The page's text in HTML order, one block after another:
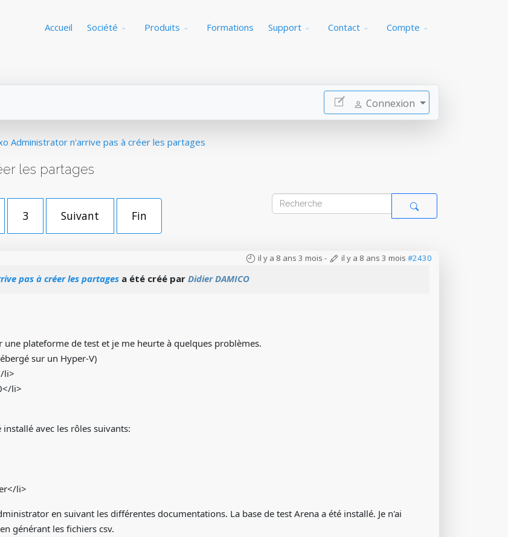
Accueil Société Produits Formations Support Contact Compte
Connexion
Administrator n'arrive pas à créer les partages
les partages
3 Suivant Fin
il y a 8 ans 3 mois - il y a 8 ans 3 mois #2430
pas à créer les partages a été créé par Didier DAMICO
une plateforme de test et je me heurte à quelques problèmes.
sur un Hyper-V)
li>
li>
avec les rôles suivants:
li>
en suivant les différentes documentations. La base de test Arena a été installé. Je n'ai
générant les fichiers csv.